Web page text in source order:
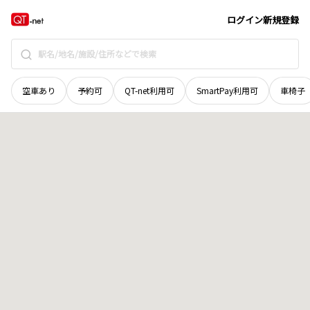
ログイン新規登録
空車あり 予約可 QT-net利用可 SmartPay利用可 車椅子
宮城県